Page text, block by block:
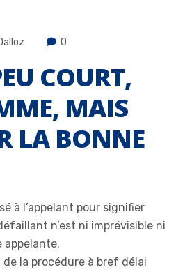
0
COURT,
MAIS
LA BONNE
à l’appelant pour signifier
n’est ni imprévisible ni
appelante.
de la procédure à bref délai